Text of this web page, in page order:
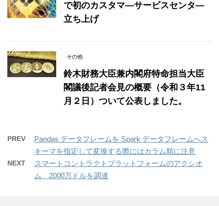
で初のカスタマ―サービスセンタ―
立ち上げ
その他
鈴木財務大臣兼内閣府特命担当大臣
閣議後記者会見の概要（令和３年11
月２日）ついて公表しました。
PREV
Pandas データフレームを Spark データフレームへス
キーマを指定して変換する際にはカラム順に注意
NEXT
スマートコントラクトプラットフォームのアクシオ
ム 2000万ドルを調達